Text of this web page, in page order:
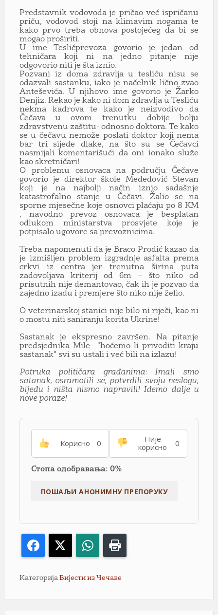
Predstavnik vodovoda je pričao već ispričanu
priču, vodovod stoji na klimavim nogama te
kako prvo treba obnova postojećeg da bi se
mogao proširiti.
U ime Teslićprevoza govorio je jedan od
tehničara koji ni na jedno pitanje nije
odgovorio niti je šta iznio.
Pozvani iz doma zdravlja u tesliću nisu se
odazvali sastanku, iako je načelnik lično zvao
Anteševića. U njihovo ime govorio je Žarko
Denjiz. Rekao je kako ni dom zdravlja u Tesliću
nekma kadrova te kako je neizvodivo da
Čečava u ovom trenutku dobije bolju
zdravstvenu zaštitu- odnosno doktora. Te kako
se u čečavu nemože poslati doktor koji nema
bar tri sijede dlake, na što su se Čečavci
nasmijali komentarišući da oni ionako služe
kao skretničari!
O problemu osnovaca na području Čečave
govorio je direktor škole Međedović Stevan
koji je na najbolji način iznio sadašnje
katastrofalno stanje u Čečavi. Žalio se na
sporne mjesečne koje osnovci plaćaju po 8 KM
, navodno prevoz osnovaca je besplatan
odlukom ministarstva prosvjete koje je
potpisalo ugovore sa prevoznicima.
Treba napomenuti da je Braco Prodić kazao da
je izmišljen problem izgradnje asfalta prema
crkvi iz centra jer trenutna širina puta
zadovoljava kriterij od 6m – što niko od
prisutnih nije demantovao, čak ih je pozvao da
zajedno izađu i premjere što niko nije želio.
O veterinarskoj stanici nije bilo ni riječi, kao ni
o mostu niti saniranju korita Ukrine!
Sastanak je ekspresno završen. Na pitanje
predsjednika Mile "hoćemo li privoditi kraju
sastanak" svi su ustali i već bili na izlazu!
Potruka političara građanima: Imali smo
satanak, osramotili se, potvrdili svoju neslogu,
bijedu i ništa nismo napravili! Idemo dalje u
nove poraze!
Корисно 0
Није
корисно
0
Стопа одобравања: 0%
Facebook WhatsApp
Категорија Вијести из Чечаве